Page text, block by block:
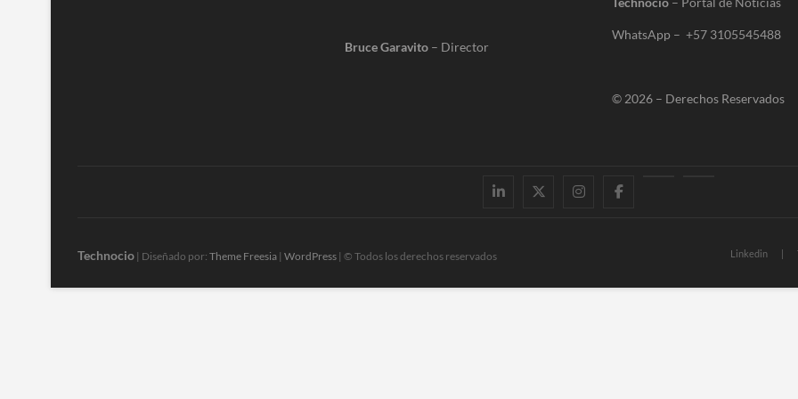
Bruce Garavito – Director
WhatsApp – +57 3105545488
© 2026 – Derechos Reservados
LinkedinTwitterInstagram
Facebook
Linkedin
Technocio | Diseñado por: Theme Freesia | WordPress | © Todos los derechos reservados